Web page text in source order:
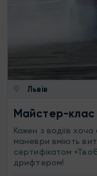
Львів
Майстер-клас
Кожен з водіїв
маневри вміють
сертифікатом
дрифтером!